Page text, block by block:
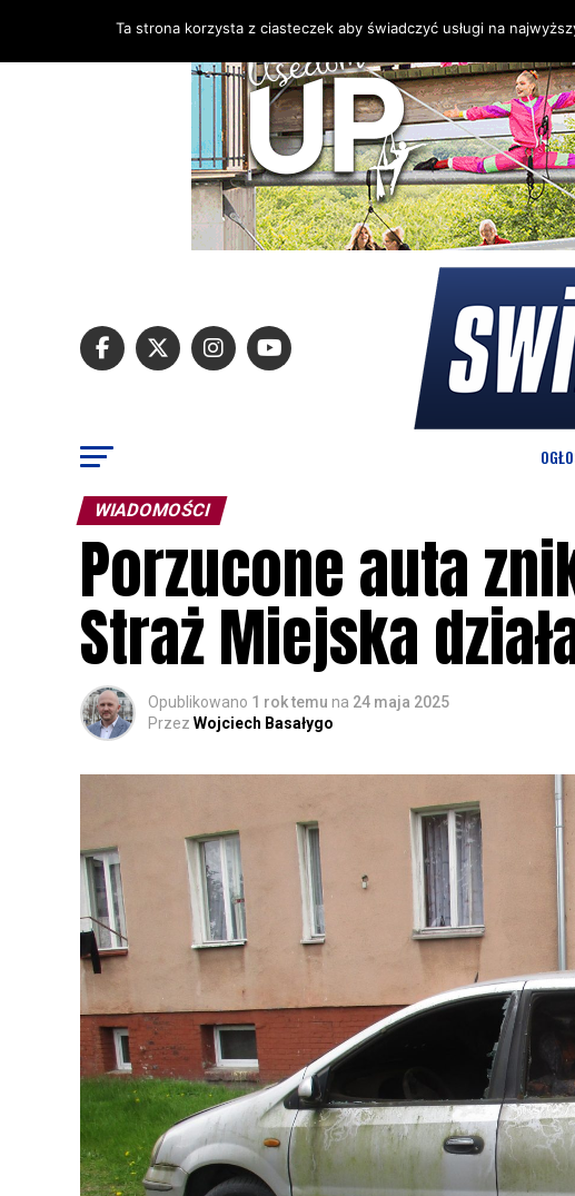
WIADOMOŚCI
Porzucone auta
Straż Miejska
Opublikowano 1 rok temu na 24 maja 2025
Przez Wojciech Basałygo
Ta strona korzysta z ciasteczek aby świadczyć usługi na